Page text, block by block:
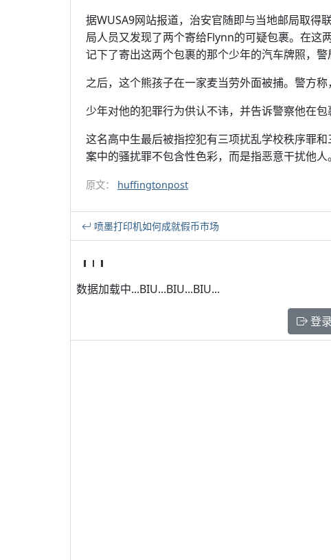
据WUSA9网站报道，治安官随即与当地邮局取得
局人员又发现了两个寄给Flynn的可疑包裹。在这
记下了寄出这两个包裹的那个少年的汽车牌照，警
之后，这个熊孩子在一家麦当劳外面被捕。警方称
少年对他的犯罪行为供认不讳，并告诉警察他在包
这名高中生最后被指控犯有三项扰乱学校秩序罪
案中的骚扰罪不包含性色彩，而是指恶意干扰他人。
原文： huffingtonpost
喷墨打印机如何成就假币市场
数据加载中...BIU...BIU...BIU...
登